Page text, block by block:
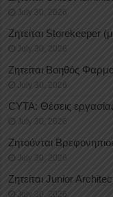
July 30, 2026
Ζητείται Storekeeper
July 30, 2026
Ζητείται Βοηθός
July 30, 2026
CYTA: Θέσεις
July 30, 2026
Ζητούνται
July 30, 2026
Ζητείται Junior
July 30, 2026